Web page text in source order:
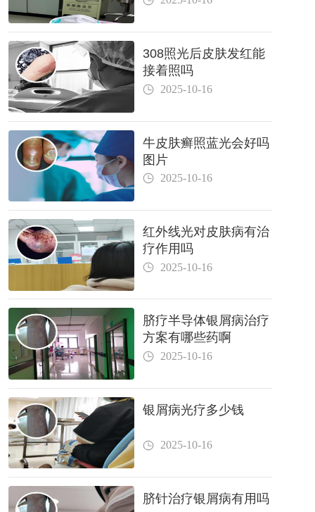
308照光后皮肤发红能
接着照吗
2025-10-16
牛皮肤癣照蓝光会好吗
图片
2025-10-16
红外线光对皮肤病有治
疗作用吗
2025-10-16
脐疗半导体银屑病治疗
方案有哪些药啊
2025-10-16
银屑病光疗多少钱
2025-10-16
脐针治疗银屑病有用吗